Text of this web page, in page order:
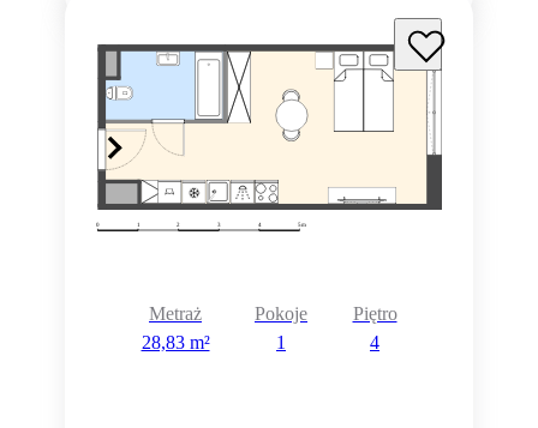
Metraż
28,83 m²
Pokoje
1
Piętro
4